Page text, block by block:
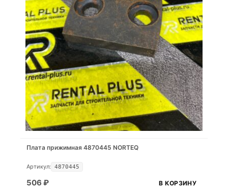
Плата прижимная 4870445 NORTEQ
Артикул: 4870445
506 ₽ В КОРЗИНУ